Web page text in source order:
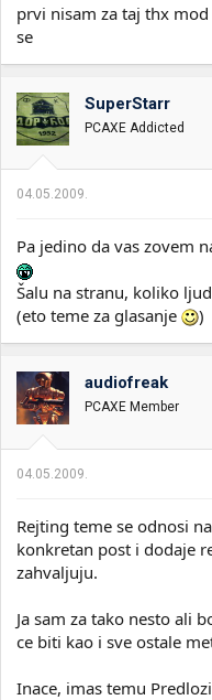
prvi nisam za taj thx
se
SuperStarr
PCAXE Addicted
04.05.2009.
Pa jedino da vas zovem
Šalu na stranu, koliko
(eto teme za glasanje
)
audiofreak
PCAXE Member
04.05.2009.
Rejting teme se odnosi
konkretan post i dodaje
zahvaljuju.
Ja sam za tako nesto ali
ce biti kao i sve ostale
Inace, imas temu